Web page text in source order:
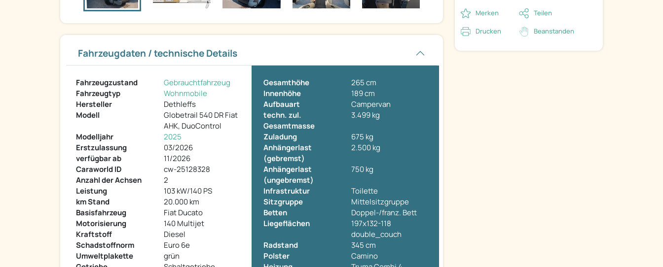
Fahrzeugdaten / technische Details
Fahrzeugzustand
Gebrauchtfahrzeug
Fahrzeugtyp
Wohnmobile
Hersteller
Dethleffs
Modell
Globetrail 540 DR Fiat
AHK, DuoControl
Modelljahr
2025
Erstzulassung
03/2026
verfügbar ab
11/2026
Caraworld ID
cw-25128328
Anzahl der Achsen
2
Leistung
103 kW/140 PS
km Stand
20.000 km
Basisfahrzeug
Fiat Ducato
Motorisierung
140 Multijet
Kraftstoff
Diesel
Schadstoffnorm
Euro 6e
Umweltplakette
grün
Gesamthöhe
265 cm
Innenhöhe
189 cm
Aufbauart
Campervan
techn. zul.
Gesamtmasse
3.499 kg
Zuladung
675 kg
Anhängerlast
(gebremst)
2.500 kg
Anhängerlast
(ungebremst)
750 kg
Infrastruktur
Toilette
Sitzgruppe
Mittelsitzgruppe
Betten
Doppel-/franz. Bett
Liegeflächen
197x132-118
double_couch
Radstand
345 cm
Polster
Camino
Merken Teilen
Drucken Beanstanden